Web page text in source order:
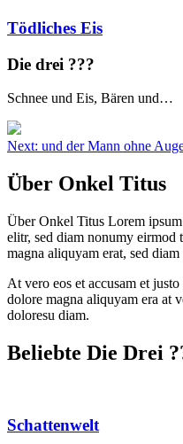
Tödliches Eis
Die drei ???
Schnee und Eis, Bären und…
Beitragsnavigation
Next: und der Mann ohne
Über Onkel Titus
Über Onkel Titus Lorem
elitr, sed diam nonumy eirmod
magna aliquyam erat, sed
At vero eos et accusam et
dolore magna aliquyam era at
doloresu diam.
Beliebte Die Drei ?
Schattenwelt